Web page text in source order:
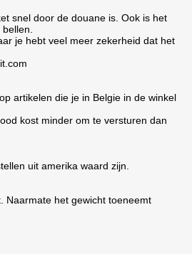
snel door de douane is. Ook is het
je hebt veel meer zekerheid dat het
artikelen die je in Belgie in de winkel
kost minder om te versturen dan
uit amerika waard zijn.
Naarmate het gewicht toeneemt